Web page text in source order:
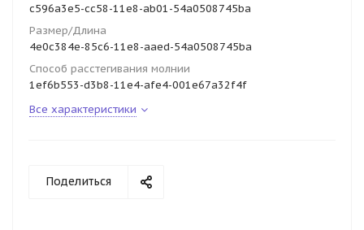
c596a3e5-cc58-11e8-ab01-54a0508745ba
Размер/Длина
4e0c384e-85c6-11e8-aaed-54a0508745ba
Способ расстегивания молнии
1ef6b553-d3b8-11e4-afe4-001e67a32f4f
Все характеристики
Поделиться